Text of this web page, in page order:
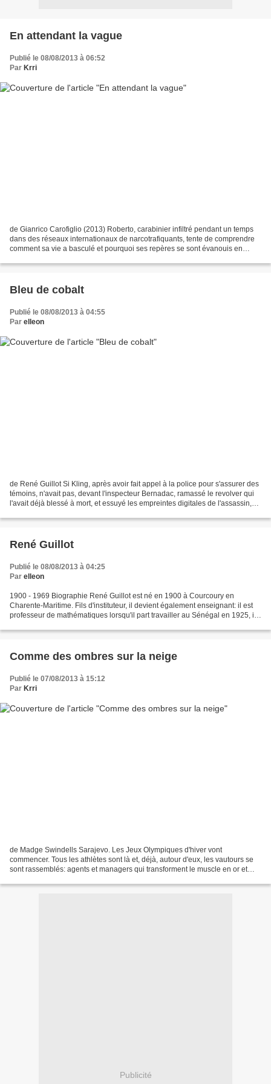
En attendant la vague
Publié le 08/08/2013 à 06:52
Par Krri
de Gianrico Carofiglio (2013) Roberto, carabinier infiltré pendant un temps
dans des réseaux internationaux de narcotrafiquants, tente de comprendre
comment sa vie a basculé et pourquoi ses repères se sont évanouis en
Bleu de cobalt
Publié le 08/08/2013 à 04:55
Par elleon
de René Guillot Si Kling, après avoir fait appel à la police pour s'assurer des
témoins, n'avait pas, devant l'inspecteur Bernadac, ramassé le revolver qui
l'avait déjà blessé à mort, et essuyé les empreintes digitales de l'assassin,
René Guillot
Publié le 08/08/2013 à 04:25
Par elleon
1900 - 1969 Biographie René Guillot est né en 1900 à Courcoury en
Charente-Maritime. Fils d'instituteur, il devient également enseignant: il est
professeur de mathématiques lorsqu'il part travailler au Sénégal en 1925, il
Comme des ombres sur la neige
Publié le 07/08/2013 à 15:12
Par Krri
de Madge Swindells Sarajevo. Les Jeux Olympiques d'hiver vont
commencer. Tous les athlètes sont là et, déjà, autour d'eux, les vautours se
sont rassemblés: agents et managers qui transforment le muscle en or et
Publicité